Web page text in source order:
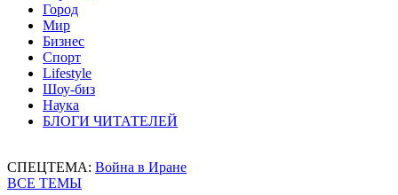
Город
Мир
Бизнес
Спорт
Lifestyle
Шоу-биз
Наука
БЛОГИ ЧИТАТЕЛЕЙ
СПЕЦТЕМА: Война в Иране
ВСЕ ТЕМЫ